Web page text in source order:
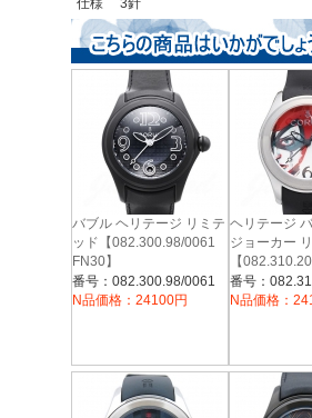
仕様 3針
バブル ヘリテージ リミテ
ッド【082.300.98/0061
FN30】
番号：082.300.98/0061
N品価格：24100円
ヘリテージ
ジョーカー
【
JO01】
番号：
N品価格：